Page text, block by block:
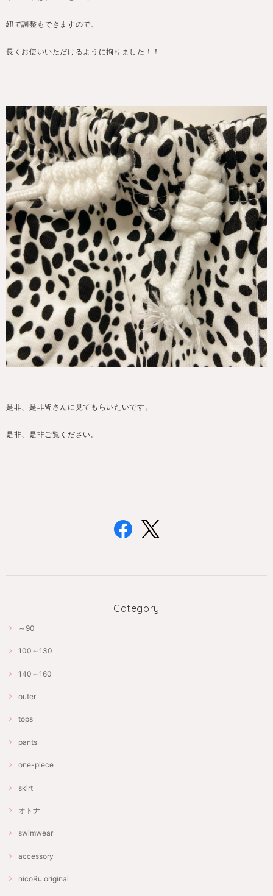
紐で調整もできますので、
長くお使いいただけるように拘りました！！
是非、是非皆さんに見てもらいたいです。
是非、是非ご覧ください。
Category
～90
100～130
140～160
outer
tops
pants
one-piece
skirt
オトナ
swimwear
accessory
nicoRu.original